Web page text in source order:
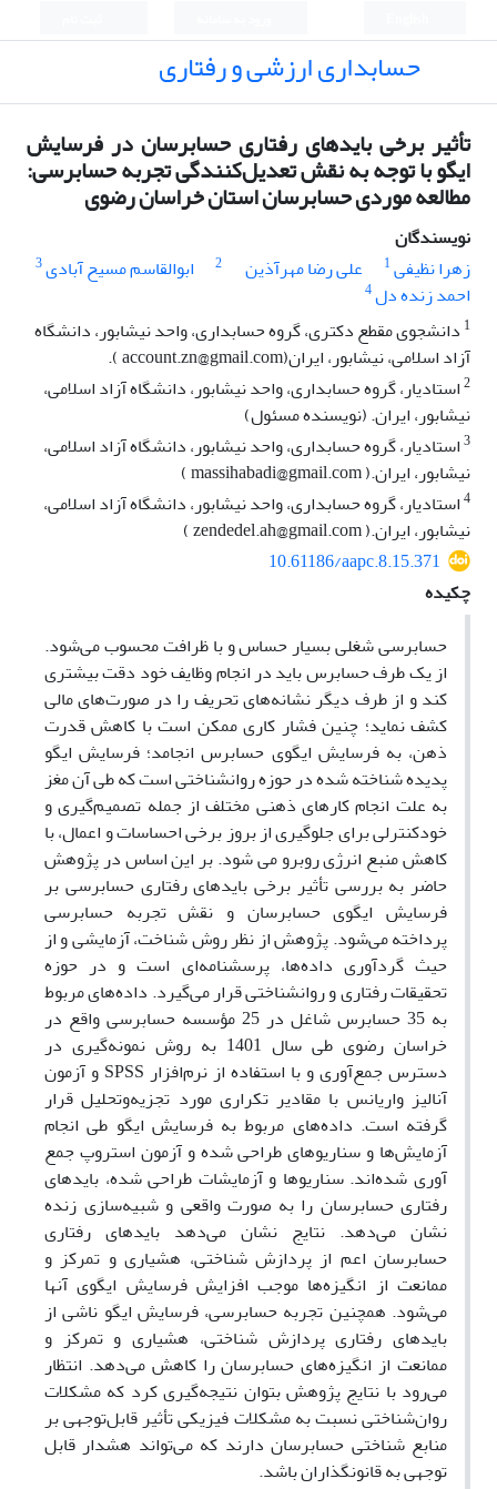
حسابداری ارزشی و رفتاری
تأثیر برخی بایدهای رفتاری حسابرسان در فرسایش
ایگو با توجه به نقش تعدیل‌کنندگی تجربه حسابرسی:
مطالعه موردی حسابرسان استان خراسان رضوی
نویسندگان
زهرا نظیفی1 علی رضا مهرآذین 2 ابوالقاسم مسیح آبادی3
احمد زنده دل4
1 دانشجوی مقطع دکتری، گروه حسابداری، واحد نیشابور، دانشگاه
آزاد اسلامی، نیشابور، ایران(account.zn@gmail.com ).
2استادیار، گروه حسابداری، واحد نیشابور، دانشگاه آزاد اسلامی،
نیشابور، ایران. (نویسنده مسئول)
3استادیار، گروه حسابداری، واحد نیشابور، دانشگاه آزاد اسلامی،
نیشابور، ایران.( massihabadi@gmail.com )
4استادیار، گروه حسابداری، واحد نیشابور، دانشگاه آزاد اسلامی،
نیشابور، ایران.( zendedel.ah@gmail.com )
10.61186/aapc.8.15.371
چکیده
حسابرسی شغلی بسیار حساس و با ظرافت محسوب می‌شود.
از یک طرف حسابرس باید در انجام وظایف خود دقت بیشتری
کند و از طرف دیگر نشانه‌های تحریف را در صورت‌های مالی
کشف نماید؛ چنین فشار کاری ممکن است با کاهش قدرت
ذهن، به فرسایش ایگوی حسابرس انجامد؛ فرسایش ایگو
پدیده شناخته شده در حوزه روانشناختی است که طی آن مغز
به علت انجام کارهای ذهنی مختلف از جمله تصمیم‌گیری و
خود‌کنترلی برای جلوگیری از بروز برخی احساسات و اعمال، با
کاهش منبع انرژی روبرو می شود. بر این اساس در پژوهش
حاضر به بررسی تأثیر برخی باید‌های رفتاری حسابرسی بر
فرسایش ایگوی حسابرسان و نقش تجربه حسابرسی
پرداخته می‌شود. پژوهش از نظر روش شناخت، آزمایشی و از
حیث گردآوری داده‌ها، پرسشنامه‌ای است و در حوزه
تحقیقات رفتاری و روانشناختی قرار می‌گیرد. داده‌های مربوط
به 35 حسابرس شاغل در 25 مؤسسه حسابرسی واقع در
خراسان رضوی طی سال 1401 به روش نمونه‌گیری در
دسترس جمع‌آوری و با استفاده از نرم‌افزار SPSS و آزمون
آنالیز واریانس با مقادیر تکراری مورد تجزیه‌وتحلیل قرار
گرفته است. داده‌های مربوط به فرسایش ایگو طی انجام
آزمایش‌ها و سناریوهای طراحی شده‌ و آزمون استروپ جمع‌
آوری شده‌اند. سناریوها و آزمایشات طراحی شده، بایدهای
رفتاری حسابرسان را به صورت واقعی و شبیه‌سازی زنده
نشان می‌دهد. نتایج نشان می‌دهد باید‌های رفتاری
حسابرسان اعم از پردازش شناختی، هشیاری و تمرکز و
ممانعت از انگیزه‌ها موجب افزایش فرسایش ایگوی آنها
می‌شود. همچنین تجربه حسابرسی، فرسایش ایگو ناشی از
بایدهای رفتاری پردازش شناختی، هشیاری و تمرکز و
ممانعت از انگیزه‌های حسابرسان راکاهش می‌دهد. انتظار
می‌رود با نتایج پژوهش بتوان نتیجه‌گیری کرد که مشکلات
روان‌شناختی نسبت به مشکلات فیزیکی تأثیر قابل‌توجهی بر
منابع شناختی حسابرسان دارند که می‌تواند هشدار قابل
توجهی به قانونگذاران باشد.